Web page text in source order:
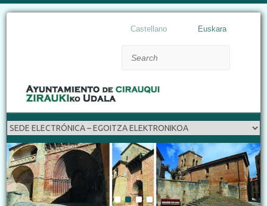
Castellano Euskara
1 2 3 4